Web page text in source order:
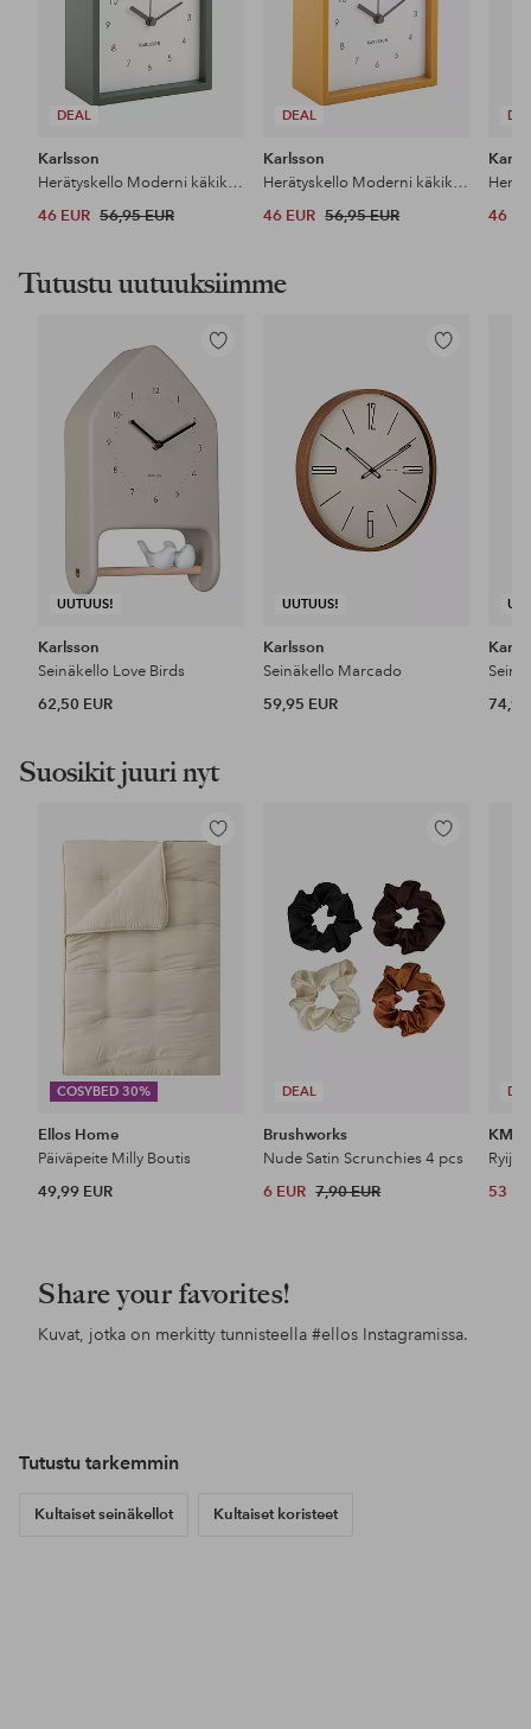
DEAL
Karlsson
Herätyskello Moderni käkikello
46 EUR 56,95 EUR
DEAL
Karlsson
Herätyskello Moderni käkikello
46 EUR 56,95 EUR 46
Tutustu uutuuksiimme
UUTUUS!
Lisää
Karlsson
Seinäkello Love Birds
62,50 EUR
UUTUUS!
Lisää
Karlsson
Seinäkello Marcado
59,95 EUR
74,95
Suosikit juuri nyt
COSYBED 30%
Lisää
Ellos Home
Päiväpeite Milly Boutis
49,99 EUR
DEAL
Lisää
Brushworks
Nude Satin Scrunchies 4 pcs
6 EUR 7,90 EUR
KM
53
Share your favorites!
Kuvat, jotka on merkitty tunnisteella #ellos Instagramissa.
Tutustu tarkemmin
Kultaiset seinäkellot Kultaiset koristeet